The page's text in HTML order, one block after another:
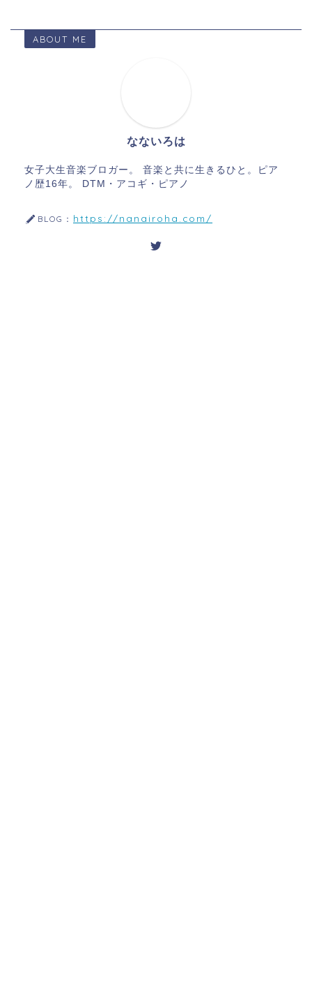
ABOUT ME
なないろは
女子大生音楽ブロガー。 音楽と共に生きるひと。ピア
ノ歴16年。 DTM・アコギ・ピアノ
BLOG： https://nanairoha.com/